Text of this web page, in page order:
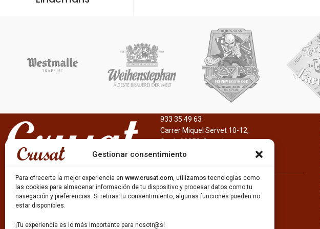
Gestionar consentimiento
Para ofrecerte la mejor experiencia en www.crusat.com, utilizamos tecnologías como
las cookies para almacenar información de tu dispositivo y procesar datos como tu
navegación y preferencias. Si retiras tu consentimiento, algunas funciones pueden no
estar disponibles.
¡Tu experiencia es lo más importante para nosotr@s!
933 35 49 63
Carrer Miquel Servet 10-12,
Gavà, 08850, Barcelona.